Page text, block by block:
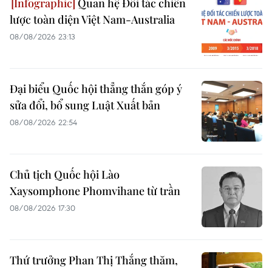
Quan hệ Đối tác chiến
lược toàn diện Việt Nam-Australia
08/08/2026 23:13
Đại biểu Quốc hội thẳng thắn góp ý
sửa đổi, bổ sung Luật Xuất bản
08/08/2026 22:54
Chủ tịch Quốc hội Lào
Xaysomphone Phomvihane từ trần
08/08/2026 17:30
Thứ trưởng Phan Thị Thắng thăm,